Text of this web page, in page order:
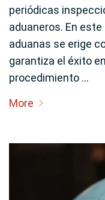
periódicas
aduaneros. En
aduanas se erige
garantiza el éxito
procedimiento …
More